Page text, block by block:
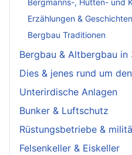
Erzählungen & Geschichten
Bergbau Traditionen
Bergbau & Altbergbau in
Dies & jenes rund um
Unterirdische Anlagen
Bunker & Luftschutz
Rüstungsbetriebe &
Felsenkeller & Eiskeller